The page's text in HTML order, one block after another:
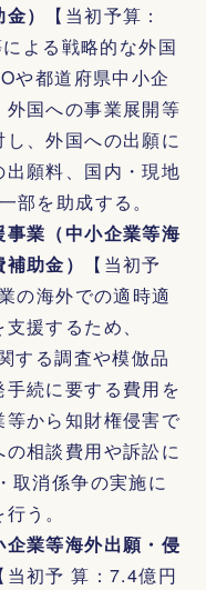
）
【当初予算：
よる戦略的な外国
や都道府県中小企
国への事業展開等
、外国への出願に
願料、国内・現地
部を助成する。
業（中小企業等海
助金）
【当初予
の海外での適時適
援するため、
する調査や模倣品
続に要する費用を
から知財権侵害で
相談費用や訴訟に
取消係争の実施に
う。
業等海外出願・侵
【当初予 算：7.4億円